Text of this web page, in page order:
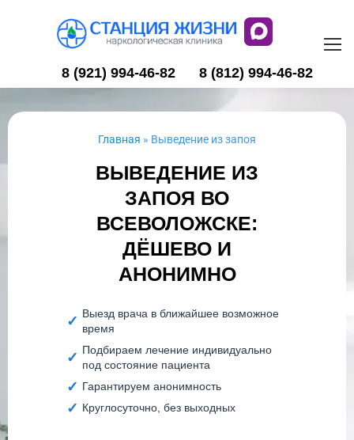
8 (921) 994-46-82 8 (812) 994-46-82
Главная » Выведение из запоя
ВЫВЕДЕНИЕ ИЗ
ЗАПОЯ ВО
ВСЕВОЛОЖСКЕ:
ДЁШЕВО И
АНОНИМНО
Выезд врача в ближайшее возможное
время
Подбираем лечение индивидуально
под состояние пациента
Гарантируем анонимность
Круглосуточно, без выходных